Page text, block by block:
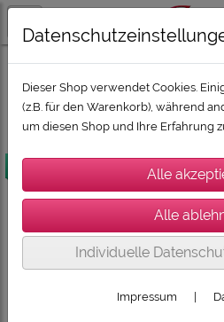
DESIGNER MÖBEL: SPECTRAL,
SPECTRAL Designermöbel Core
Dieser Shop verwendet Cookies.
(z.B. für den Warenkorb), während
um diesen Shop und Ihre Erfahrung
Individuelle
Impressum